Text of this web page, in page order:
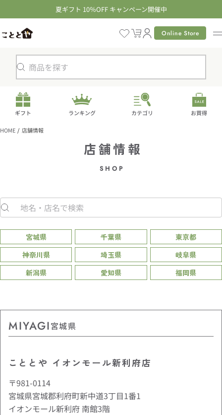
ン
テ
夏ギフト 10％OFF キャンペーン開催中
カ
ー
Online Store
検
ギフト ランキング カテゴリ お買得
HOME 店舗情報
店舗情報
SHOP
宮城県 千葉県
東京都
神奈川県
埼玉県
岐阜県
新潟県
愛知県 福岡県
MIYAGI宮城県
こととや イオンモール新利府店
〒981-0114
宮城県宮城郡利府町新中道3丁目1番1
イオンモール新利府 南館3階